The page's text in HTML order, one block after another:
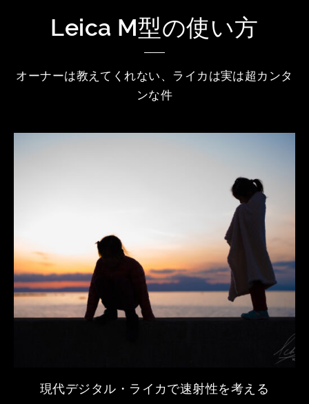
Leica M型の使い方
オーナーは教えてくれない、ライカは実は超カンタ
ンな件
現代デジタル・ライカで速射性を考える